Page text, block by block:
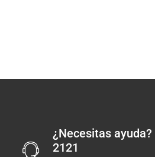
¿Necesitas ayuda?
2121